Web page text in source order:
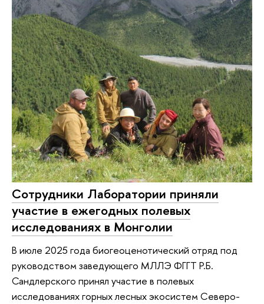
Сотрудники Лаборатории приняли
участие в ежегодных полевых
исследованиях в Монголии
В июле 2025 года биогеоценотический отряд под
руководством заведующего МЛЛЭ ФГГТ Р.Б.
Сандлерского принял участие в полевых
исследованиях горных лесных экосистем Северо-